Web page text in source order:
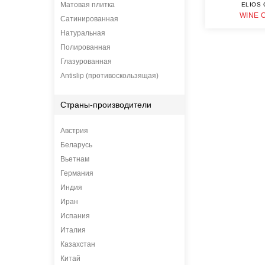
Матовая плитка
Сатинированная
Натуральная
Полированная
Глазурованная
Antislip (противоскользящая)
Страны-производители
Австрия
Беларусь
Вьетнам
Германия
Индия
Иран
Испания
Италия
Казахстан
Китай
ELIOS
WINE